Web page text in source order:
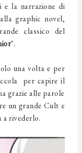
e la narrazione di
graphic novel,
classico del
".
una volta e per
per capire il
grazie alle parole
un grande Cult e
a rivederlo.